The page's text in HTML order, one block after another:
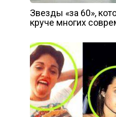
Звезды «за 60»,
круче многих